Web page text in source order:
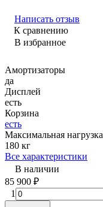
Написать отзыв
К сравнению
В избранное
Амортизаторы
да
Дисплей
есть
Корзина
есть
Максимальная нагрузка
180 кг
Все характеристики
В наличии
85 900 ₽
1